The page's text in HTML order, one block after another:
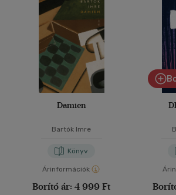
Damien
Bartók Imre
Könyv
Árinformációk
Borító ár: 4 999 Ft